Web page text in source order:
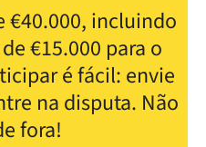
€40.000, incluindo
€15.000 para o
é fácil: envie
na disputa. Não
fora!